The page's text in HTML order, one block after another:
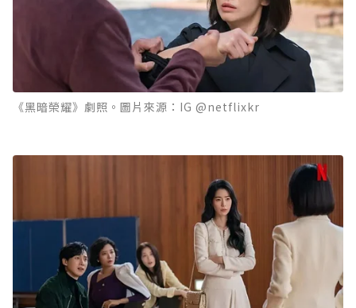
《黑暗榮耀》劇照。圖片來源：IG @netflixkr